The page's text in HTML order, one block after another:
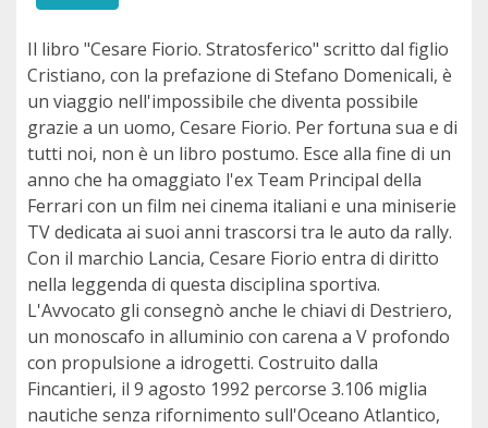
Il libro "Cesare Fiorio. Stratosferico" scritto dal figlio
Cristiano, con la prefazione di Stefano Domenicali, è
un viaggio nell'impossibile che diventa possibile
grazie a un uomo, Cesare Fiorio. Per fortuna sua e di
tutti noi, non è un libro postumo. Esce alla fine di un
anno che ha omaggiato l'ex Team Principal della
Ferrari con un film nei cinema italiani e una miniserie
TV dedicata ai suoi anni trascorsi tra le auto da rally.
Con il marchio Lancia, Cesare Fiorio entra di diritto
nella leggenda di questa disciplina sportiva.
L'Avvocato gli consegnò anche le chiavi di Destriero,
un monoscafo in alluminio con carena a V profondo
con propulsione a idrogetti. Costruito dalla
Fincantieri, il 9 agosto 1992 percorse 3.106 miglia
nautiche senza rifornimento sull'Oceano Atlantico,